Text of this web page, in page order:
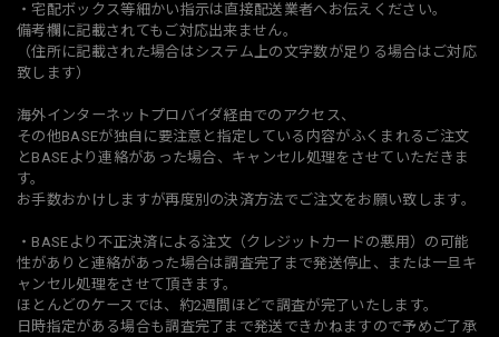
・宅配ボックス等細かい指示は直接配送業者へお伝えください。
備考欄に記載されてもご対応出来ません。
（住所に記載された場合はシステム上の文字数が足りる場合はご対応
致します）
海外インターネットプロバイダ経由でのアクセス、
その他BASEが独自に要注意と指定している内容がふくまれるご注文
とBASEより連絡があった場合、キャンセル処理をさせていただきま
す。
お手数おかけしますが再度別の決済方法でご注文をお願い致します。
・BASEより不正決済による注文（クレジットカードの悪用）の可能
性がありと連絡があった場合は調査完了まで発送停止、または一旦キ
ャンセル処理をさせて頂きます。
ほとんどのケースでは、約2週間ほどで調査が完了いたします。
日時指定がある場合も調査完了まで発送できかねますので予めご了承